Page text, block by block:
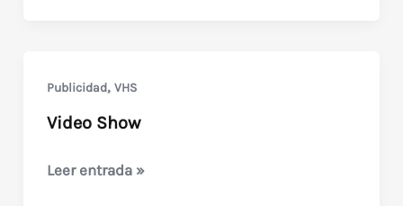
Price)
Publicidad, VHS
Video Show
Video
Leer entrada »